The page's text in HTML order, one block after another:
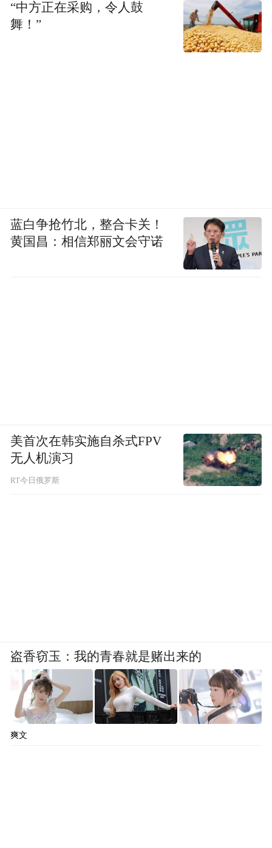
“中方正在采购，令人鼓
舞！”
蓝白争抢竹北，整合卡关！
黄国昌：相信郑丽文会守诺
美首次在韩实施自杀式FPV
无人机演习
RT今日俄罗斯
盗香窃玉：我的青春就是赌出来的
爽文